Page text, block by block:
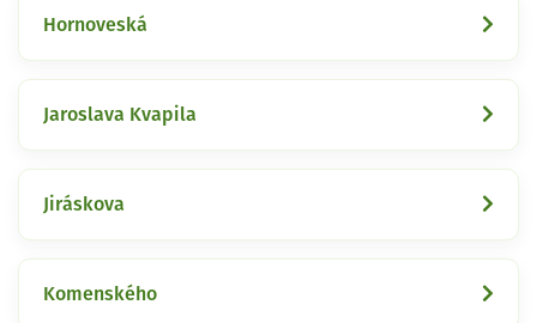
Hornoveská
Jaroslava Kvapila
Jiráskova
Komenského